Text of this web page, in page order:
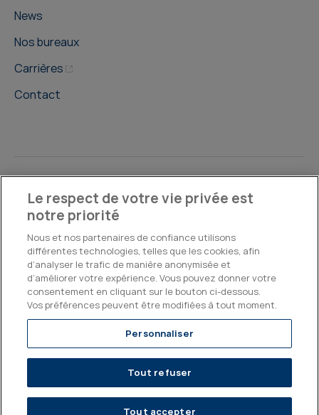
News
Nos bureaux
Carrières
Contact
©2026, Kepler Cheuvreux
Legal & Compliance
Le respect de votre vie privée est
notre priorité
Nous et nos partenaires de confiance utilisons
différentes technologies, telles que les cookies, afin
d’analyser le trafic de manière anonymisée et
d’améliorer votre expérience. Vous pouvez donner votre
consentement en cliquant sur le bouton ci-dessous.
Vos préférences peuvent être modifiées à tout moment.
Personnaliser
Tout refuser
Tout accepter